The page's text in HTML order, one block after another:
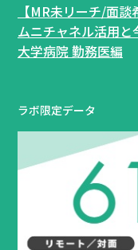
【MR未リーチ/面
ムニチャネル活用
大学病院 勤務医編
ラボ限定データ